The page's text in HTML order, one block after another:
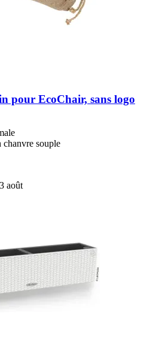
pour EcoChair, sans logo
chanvre souple
août